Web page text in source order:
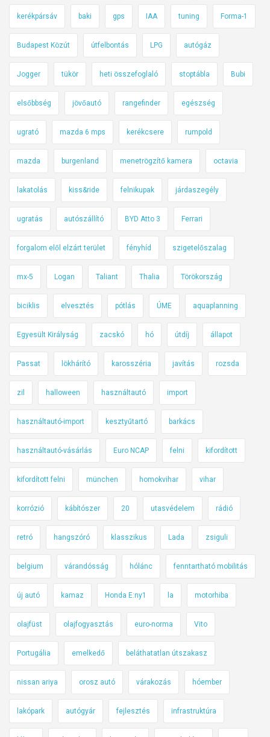
kerékpársáv baki gps IAA tuning Forma-1
Budapest Közút útfelbontás LPG autógáz
Jogger tükör heti összefoglaló stoptábla Bubi
elsőbbség jövőautó rangefinder egészség
ugrató mazda 6 mps kerékcsere rumpold
mazda burgenland menetrögzítő kamera octavia
lakatolás kiss&ride felnikupak járdaszegély
ugratás autószállító BYD Atto 3 Ferrari
forgalom elől elzárt terület fényhíd szigetelőszalag
mx-5 Logan Taliant Thalia Törökország
biciklis elvesztés pótlás ÚME aquaplanning
Egyesült Királyság zacskó hó útdíj állapot
Passat lökhárító karosszéria javítás rozsda
zil halloween használtautó import
használtautó-import kesztyűtartó barkács
használtautó-vásárlás Euro NCAP felni kifordított
kifordított felni münchen homokvihar vihar
korrózió kábítószer 20 utasvédelem rádió
retró hangszóró klasszikus Lada zsiguli
belgium várandósság hólánc fenntartható mobilitás
új autó kamaz Honda E:ny1 la motorhiba
olajfüst olajfogyasztás euro-norma Vito
Portugália emelkedő beláthatatlan útszakasz
nissan ariya orosz autó várakozás hóember
lakópark autógyár fejlesztés infrastruktúra